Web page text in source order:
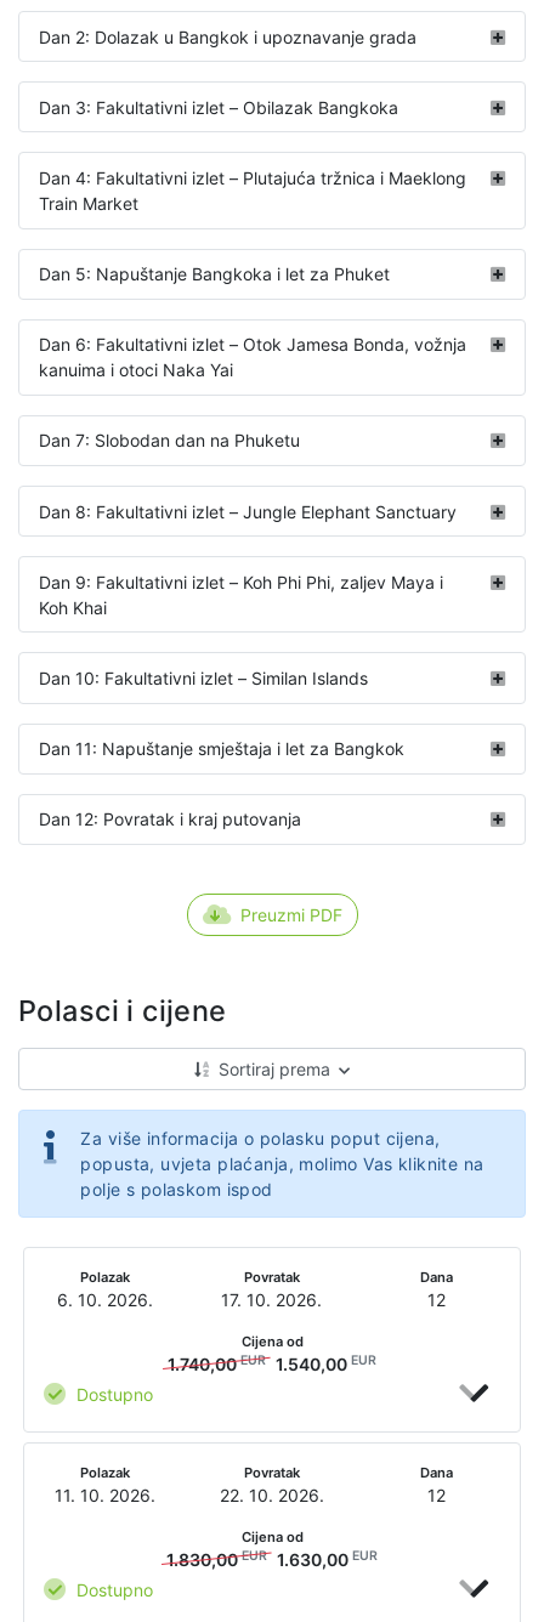
Dan 2: Dolazak u Bangkok i upoznavanje grada
Dan 3: Fakultativni izlet – Obilazak Bangkoka
Dan 4: Fakultativni izlet – Plutajuća tržnica i Maeklong
Train Market
Dan 5: Napuštanje Bangkoka i let za Phuket
Dan 6: Fakultativni izlet – Otok Jamesa Bonda, vožnja
kanuima i otoci Naka Yai
Dan 7: Slobodan dan na Phuketu
Dan 8: Fakultativni izlet – Jungle Elephant Sanctuary
Dan 9: Fakultativni izlet – Koh Phi Phi, zaljev Maya i
Koh Khai
Dan 10: Fakultativni izlet – Similan Islands
Dan 11: Napuštanje smještaja i let za Bangkok
Dan 12: Povratak i kraj putovanja
Preuzmi PDF
Polasci i cijene
Sortiraj prema
Za više informacija o polasku poput cijena,
popusta, uvjeta plaćanja, molimo Vas kliknite na
polje s polaskom ispod
Polazak
6. 10. 2026.
Povratak
17. 10. 2026.
Dana
12
Dostupno
Cijena od
1.740,00EUR 1.540,00 EUR
Polazak
11. 10. 2026.
Povratak
22. 10. 2026.
Dana
12
Dostupno
Cijena od
1.830,00EUR 1.630,00 EUR